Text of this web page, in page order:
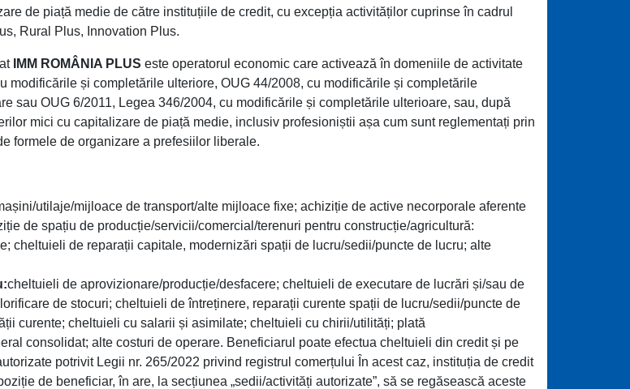
de piață medie de către instituțiile de credit, cu excepția activităților cuprinse în cadrul
Rural Plus, Innovation Plus.
IMM ROMÂNIA PLUS este operatorul economic care activează în domeniile de activitate
și completările ulteriore, OUG 44/2008, cu modificările și completările
sau OUG 6/2011, Legea 346/2004, cu modificările și completările ulterioare, sau, după
mici cu capitalizare de piață medie, inclusiv profesioniștii așa cum sunt reglementați prin
formele de organizare a prefesiilor liberale.
utilaje/mijloace de transport/alte mijloace fixe; achiziție de active necorporale aferente
de spațiu de producție/servicii/comercial/terenuri pentru construcție/agricultură:
cheltuieli de reparații capitale, modernizări spații de lucru/sedii/puncte de lucru; alte
cheltuieli de aprovizionare/producție/desfacere; cheltuieli de executare de lucrări și/sau de
de stocuri; cheltuieli de întreținere, reparații curente spații de lucru/sedii/puncte de
curente; cheltuieli cu salarii și asimilate; cheltuieli cu chirii/utilități; plată
consolidat; alte costuri de operare. Beneficiarul poate efectua cheltuieli din credit și pe
potrivit Legii nr. 265/2022 privind registrul comerțului În acest caz, instituția de credit
de beneficiar, în are, la secțiunea „sedii/activități autorizate”, să se regăsească aceste